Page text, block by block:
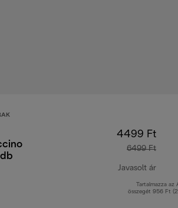
4499 Ft
6499 Ft
Javasolt ár
Tartalmazza az
összegét 956 Ft